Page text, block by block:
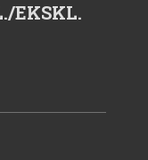
EKSKL.